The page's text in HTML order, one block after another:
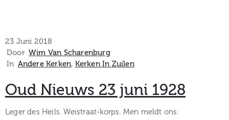
23 Juni 2018
Door Wim Van Scharenburg
In Andere Kerken‚ Kerken In Zuilen
Oud Nieuws 23 juni 1928
Leger des Heils. Weistraat-korps. Men meldt ons: